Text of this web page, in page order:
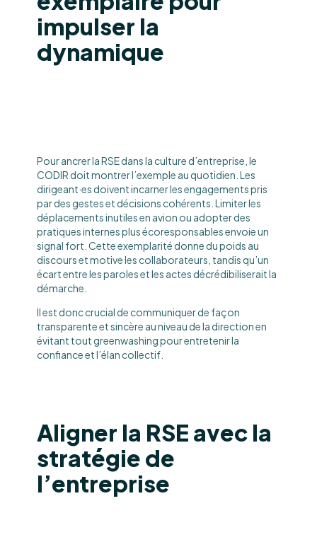
impulser la
dynamique
Pour ancrer la RSE dans la culture d’entreprise, le
CODIR doit montrer l’exemple au quotidien. Les
dirigeant·es doivent incarner les engagements pris
par des gestes et décisions cohérents. Limiter les
déplacements inutiles en avion ou adopter des
pratiques internes plus écoresponsables envoie un
signal fort. Cette exemplarité donne du poids au
discours et motive les collaborateurs, tandis qu’un
écart entre les paroles et les actes décrédibiliserait la
démarche.
Il est donc crucial de communiquer de façon
transparente et sincère au niveau de la direction en
évitant tout greenwashing pour entretenir la
confiance et l’élan collectif.
Aligner la RSE avec la
stratégie de
l’entreprise